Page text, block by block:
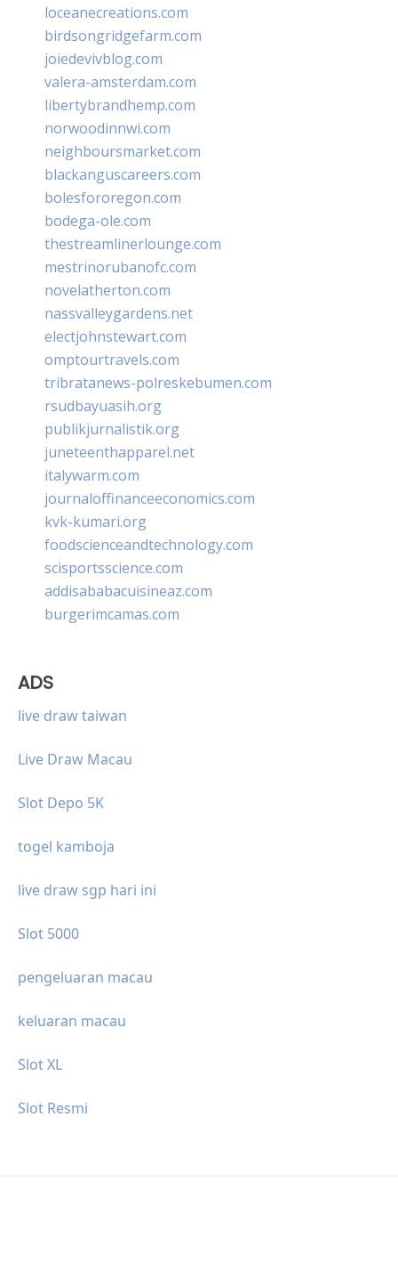
loceanecreations.com
birdsongridgefarm.com
joiedevivblog.com
valera-amsterdam.com
libertybrandhemp.com
norwoodinnwi.com
neighboursmarket.com
blackanguscareers.com
bolesfororegon.com
bodega-ole.com
thestreamlinerlounge.com
mestrinorubanofc.com
novelatherton.com
nassvalleygardens.net
electjohnstewart.com
omptourtravels.com
tribratanews-polreskebumen.com
rsudbayuasih.org
publikjurnalistik.org
juneteenthapparel.net
italywarm.com
journaloffinanceeconomics.com
kvk-kumari.org
foodscienceandtechnology.com
scisportsscience.com
addisababacuisineaz.com
burgerimcamas.com
ADS
live draw taiwan
Live Draw Macau
Slot Depo 5K
togel kamboja
live draw sgp hari ini
Slot 5000
pengeluaran macau
keluaran macau
Slot XL
Slot Resmi